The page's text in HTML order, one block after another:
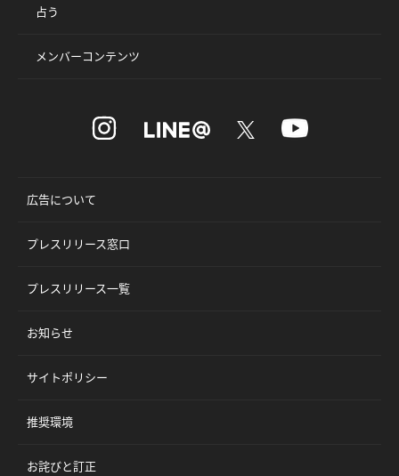
占う
メンバーコンテンツ
広告について
プレスリリース窓口
プレスリリース一覧
お知らせ
サイトポリシー
推奨環境
お詫びと訂正